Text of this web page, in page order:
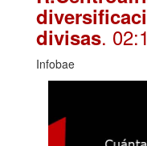
divisas.
Infobae